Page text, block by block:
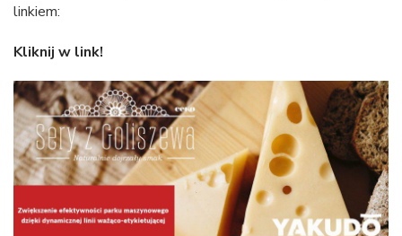
linkiem:
Kliknij w link!